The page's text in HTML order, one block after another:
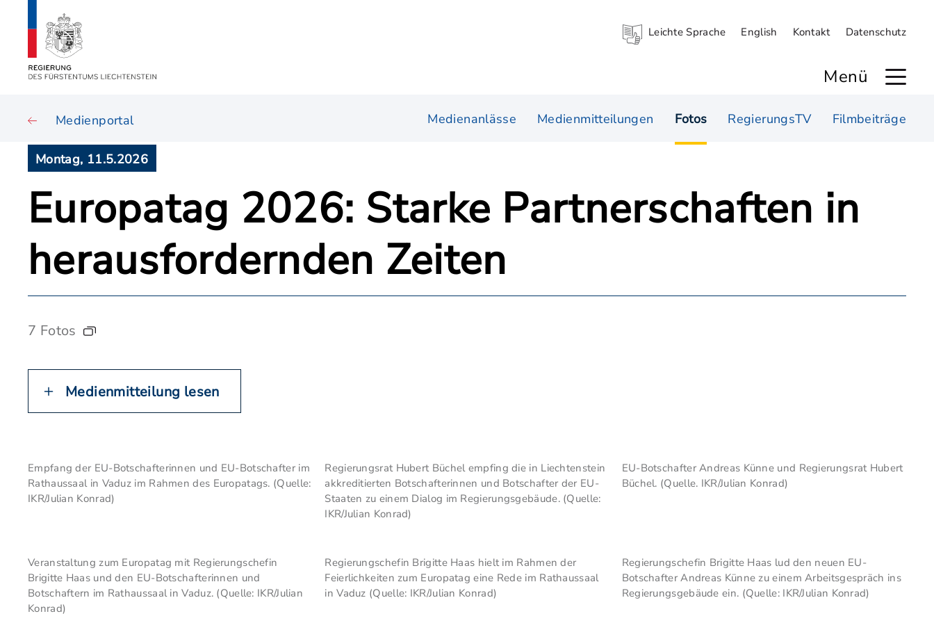
Leichte Sprache English Kontakt Datenschutz
Menü
Medienportal Medienanlässe Medienmitteilungen Fotos RegierungsTV Filmbeiträge
Montag, 11.5.2026
Europatag 2026: Starke Partnerschaften in
herausfordernden Zeiten
7 Fotos
Medienmitteilung lesen
Empfang der EU-Botschafterinnen und EU-Botschafter im
Rathaussaal in Vaduz im Rahmen des Europatags. (Quelle:
IKR/Julian Konrad)
Regierungsrat Hubert Büchel empfing die in Liechtenstein
akkreditierten Botschafterinnen und Botschafter der EU-
Staaten zu einem Dialog im Regierungsgebäude. (Quelle:
IKR/Julian Konrad)
EU-Botschafter Andreas Künne und Regierungsrat Hubert
Büchel. (Quelle. IKR/Julian Konrad)
Veranstaltung zum Europatag mit Regierungschefin
Brigitte Haas und den EU-Botschafterinnen und
Botschaftern im Rathaussaal in Vaduz. (Quelle: IKR/Julian
Konrad)
Regierungschefin Brigitte Haas hielt im Rahmen der
Feierlichkeiten zum Europatag eine Rede im Rathaussaal
in Vaduz (Quelle: IKR/Julian Konrad)
Regierungschefin Brigitte Haas lud den neuen EU-
Botschafter Andreas Künne zu einem Arbeitsgespräch ins
Regierungsgebäude ein. (Quelle: IKR/Julian Konrad)